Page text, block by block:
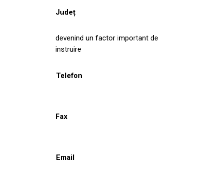
Județ
devenind un factor important de
instruire
Telefon
Fax
Email